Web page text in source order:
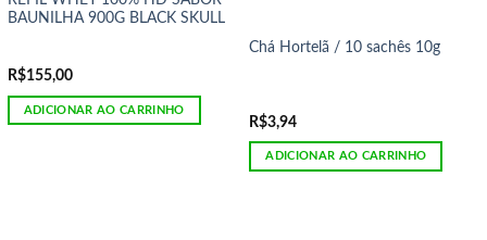
BAUNILHA 900G BLACK SKULL
R$155,00
ADICIONAR AO CARRINHO
Chá Hortelã / 10 sachês 10g
R$3,94
ADICIONAR AO CARRINHO